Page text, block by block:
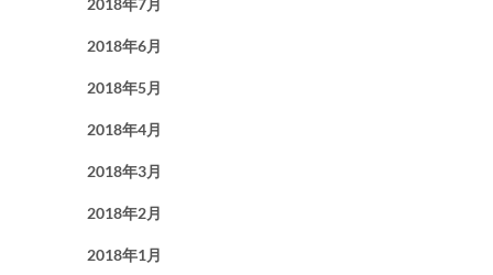
2018年7月
2018年6月
2018年5月
2018年4月
2018年3月
2018年2月
2018年1月